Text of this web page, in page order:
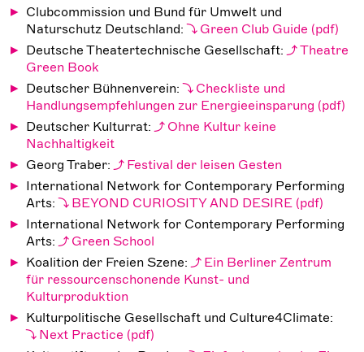
Clubcommission und Bund für Umwelt und
Naturschutz Deutschland:
Green Club Guide
Deutsche Theatertechnische Gesellschaft:
Theatre
Green Book
Deutscher Bühnenverein:
Checkliste und
Handlungsempfehlungen zur Energieeinsparung
Deutscher Kulturrat:
Ohne Kultur keine
Nachhaltigkeit
Georg Traber:
Festival der leisen Gesten
International Network for Contemporary Performing
Arts:
BEYOND CURIOSITY AND DESIRE
International Network for Contemporary Performing
Arts:
Green School
Koalition der Freien Szene:
Ein Berliner Zentrum
für ressourcenschonende Kunst- und
Kulturproduktion
Kulturpolitische Gesellschaft und Culture4Climate:
Next Practice